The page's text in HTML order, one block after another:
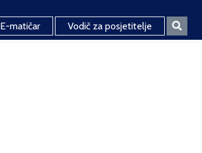
E-matičar Vodič za posjetitelje